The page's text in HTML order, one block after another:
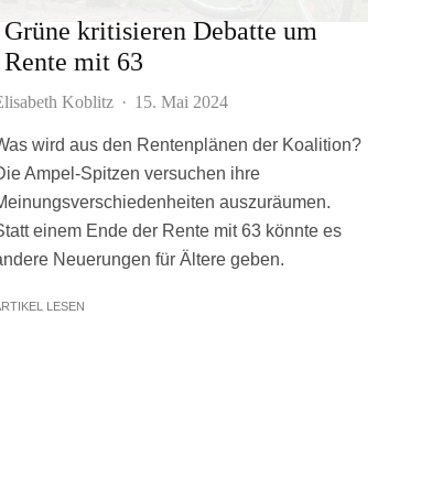
Grüne kritisieren Debatte um
Rente mit 63
Koblitz · 15. Mai 2024
wird aus den Rentenplänen der Koalition?
Ampel-Spitzen versuchen ihre
auszuräumen.
einem Ende der Rente mit 63 könnte es
Neuerungen für Ältere geben.
LESEN